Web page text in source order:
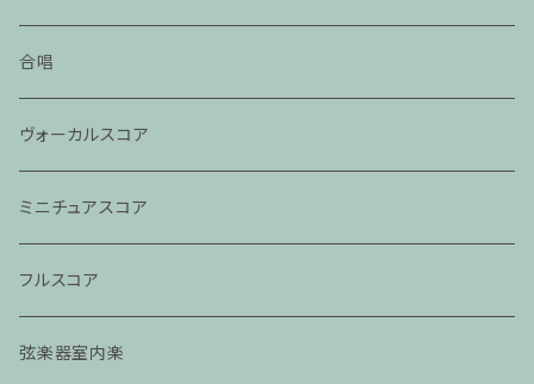
合唱
ヴォーカルスコア
ミニチュアスコア
フルスコア
弦楽器室内楽